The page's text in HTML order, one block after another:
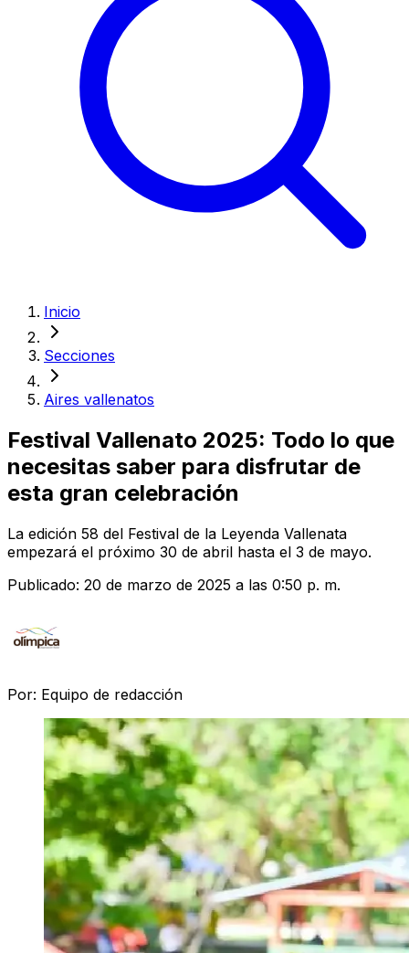
Inicio
Secciones
Aires vallenatos
Festival Vallenato 2025: Todo lo que
necesitas saber para disfrutar de
esta gran celebración
La edición 58 del Festival de la Leyenda Vallenata
empezará el próximo 30 de abril hasta el 3 de mayo.
Publicado: 20 de marzo de 2025 a las 0:50 p. m.
Por: Equipo de redacción